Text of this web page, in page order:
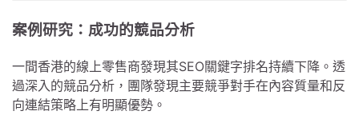
案例研究：成功的競品分析
一間香港的線上零售商發現其SEO關鍵字排名持續下降。透
過深入的競品分析，團隊發現主要競爭對手在內容質量和反
向連結策略上有明顯優勢。